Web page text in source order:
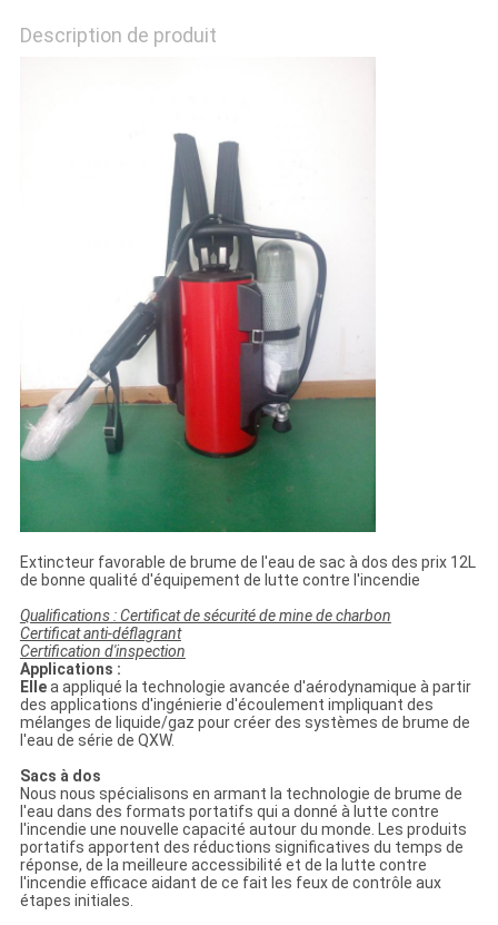
Description de produit
Extincteur favorable de brume de l'eau de sac à dos des prix 12L
de bonne qualité d'équipement de lutte contre l'incendie
Qualifications : Certificat de sécurité de mine de charbon
Certificat anti-déflagrant
Certification d'inspection
Applications :
Ellea appliqué la technologie avancée d'aérodynamique à partir
des applications d'ingénierie d'écoulement impliquant des
mélanges de liquide/gaz pour créer des systèmes de brume de
l'eau de série de QXW.
Sacs à dos
Nous nous spécialisons en armant la technologie de brume de
l'eau dans des formats portatifs qui a donné à lutte contre
l'incendie une nouvelle capacité autour du monde. Les produits
portatifs apportent des réductions significatives du temps de
réponse, de la meilleure accessibilité et de la lutte contre
l'incendie efficace aidant de ce fait les feux de contrôle aux
étapes initiales.